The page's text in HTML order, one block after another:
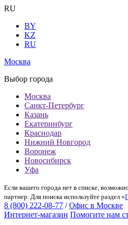
RU
BY
KZ
RU
Москва
Выбор города
Москва
Санкт-Петербург
Казань
Екатеринбург
Краснодар
Нижний Новгород
Воронеж
Новосибирск
Уфа
Если вашего города нет в списке,
партнер. Для поиска используйте раздел «
8 (800) 222-08-77 / Офис в Москве
Интернет-магазин Помогите нам